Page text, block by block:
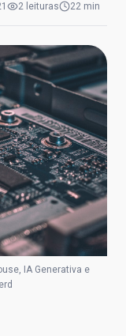
2 leituras 22 min
IA Generativa e